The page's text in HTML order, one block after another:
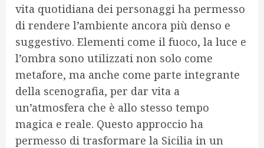
vita quotidiana dei personaggi ha permesso
di rendere l’ambiente ancora più denso e
suggestivo. Elementi come il fuoco, la luce e
l’ombra sono utilizzati non solo come
metafore, ma anche come parte integrante
della scenografia, per dar vita a
un’atmosfera che è allo stesso tempo
magica e reale. Questo approccio ha
permesso di trasformare la Sicilia in un